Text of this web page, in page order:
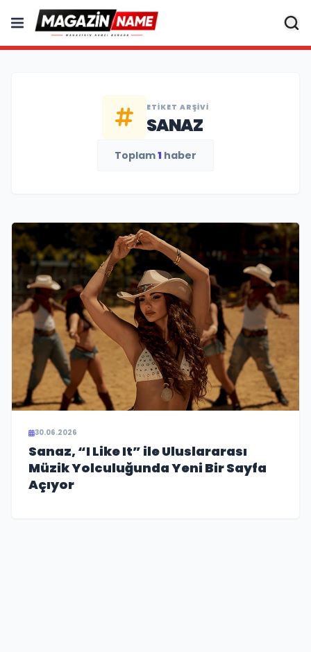
ETIKET ARŞIVI
SANAZ
Toplam1 haber
30.06.2026
Sanaz, “I Like It” ile Uluslararası
Müzik Yolculuğunda Yeni Bir Sayfa
Açıyor